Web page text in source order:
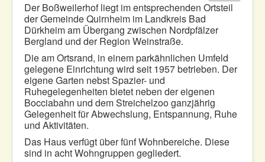
Der Boßweilerhof liegt im entsprechenden Ortsteil
der Gemeinde Quirnheim im Landkreis Bad
Dürkheim am Übergang zwischen Nordpfälzer
Bergland und der Region Weinstraße.
Die am Ortsrand, in einem parkähnlichen Umfeld
gelegene Einrichtung wird seit 1957 betrieben. Der
eigene Garten nebst Spazier- und
Ruhegelegenheiten bietet neben der eigenen
Bocciabahn und dem Streichelzoo ganzjährig
Gelegenheit für Abwechslung, Entspannung, Ruhe
und Aktivitäten.
Das Haus verfügt über fünf Wohnbereiche. Diese
sind in acht Wohngruppen gegliedert.